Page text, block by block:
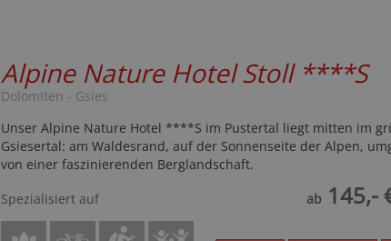
Alpine Nature Hotel Stoll ****S
Dolomiten - Gsies
Unser Alpine Nature Hotel ****S im Pustertal liegt mitten im
Gsiesertal: am Waldesrand, auf der Sonnenseite der Alpen,
von einer faszinierenden Berglandschaft.
Spezialisiert auf
ab145,-